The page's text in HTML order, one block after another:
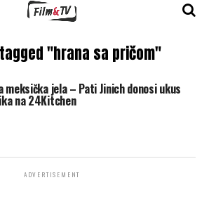
"hrana sa pričom"
meksička jela – Pati Jinich donosi ukus
na 24Kitchen
ADVERTISEMENT